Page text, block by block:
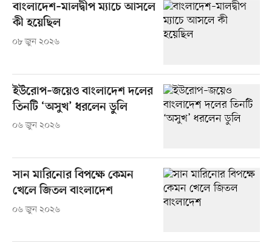
বাংলাদেশ–মালদ্বীপ ম্যাচে আসলে
কী হয়েছিল
০৮ জুন ২০২৬
ইউরোপ–জয়েও বাংলাদেশ দলের
তিনটি ‘অসুখ’ ধরলেন ডুলি
০৬ জুন ২০২৬
সান মারিনোর বিপক্ষে কেমন
খেলে জিতল বাংলাদেশ
০৬ জুন ২০২৬